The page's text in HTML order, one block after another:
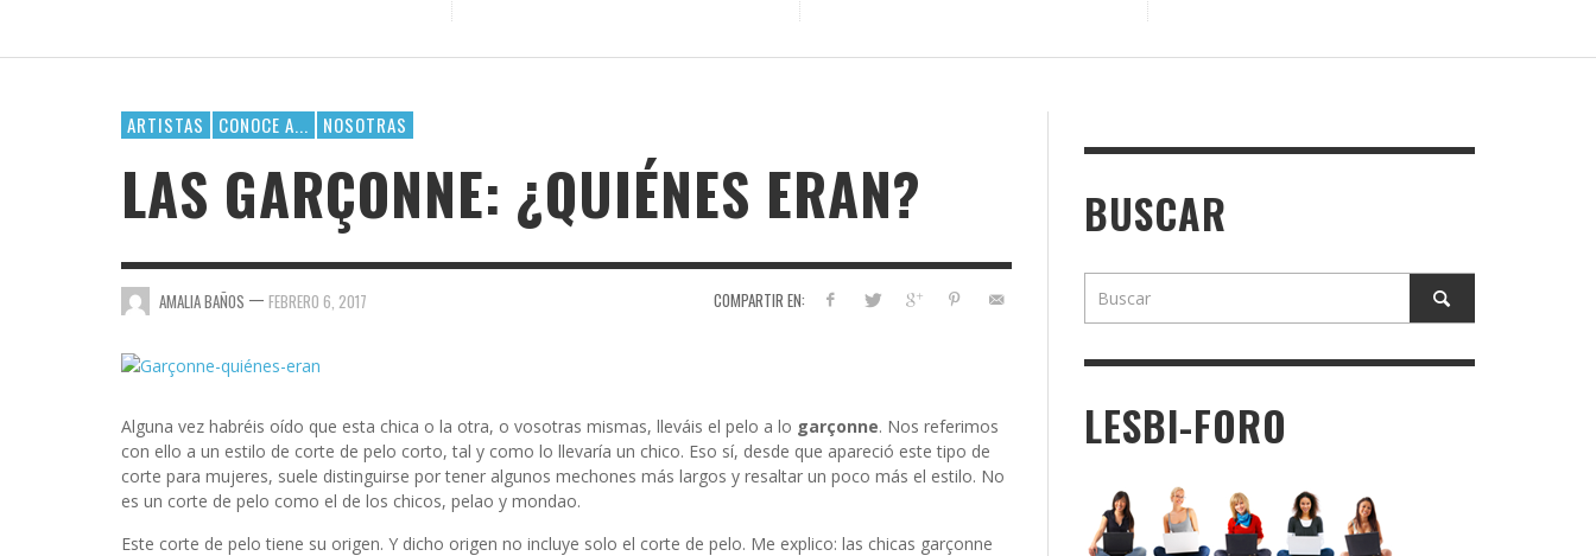
CHICA BUSCA CHICA
CORTOS
EVDG
FAR OUT
GIMME SUGAR
ARTISTAS CONOCE A... NOSOTRAS
LAS GARÇONNE: ¿QUIÉNES ERAN?
COMPARTIR EN:
AMALIA BAÑOS — FEBRERO 6, 2017
Alguna vez habréis oído que esta chica o la otra, o vosotras mismas, lleváis el pelo a lo garçonne. Nos referimos
con ello a un estilo de corte de pelo corto, tal y como lo llevaría un chico. Eso sí, desde que apareció este tipo de
corte para mujeres, suele distinguirse por tener algunos mechones más largos y resaltar un poco más el estilo. No
es un corte de pelo como el de los chicos, pelao y mondao.
Este corte de pelo tiene su origen. Y dicho origen no incluye solo el corte de pelo. Me explico: las chicas garçonne
BUSCAR
LESBI-FORO